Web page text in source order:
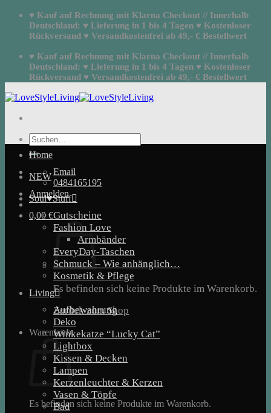
Zum
springen
♥ Kauf auf Rechnung mit Klarna Checkout // Innerhalb
Deutschland: ♥ Lieferung in 1 bis 4 Tagen ♥ Kostenloser
Rückversand ♥ Versandkostenfrei ab 49,- € Bestellwert
♥ Kauf auf Rechnung mit Klarna Checkout // Innerhalb
Deutschland: ♥ Lieferung in 1 bis 4 Tagen ♥ Kostenloser
Rückversand ♥ Versandkostenfrei ab 49,- € Bestellwert
Suchen
nach:
Email
0484165195
Anmelden
0,00€
Es befinden sich keine Produkte im Warenkorb.
Zurück zum Shop
Warenkorb
Es befinden sich keine Produkte im Warenkorb.
Home
NEW
Soul♥Stuff
Gutscheine
Fashion Love
Armbänder
EveryDay-Taschen
Schmuck – Wie anhänglich…
Kosmetik & Pflege
Living
Aufbewahrung
Deko
Winkekatze “Lucky Cat”
Lightbox
Kissen & Decken
Lampen
Kerzenleuchter & Kerzen
Vasen & Töpfe
Bad